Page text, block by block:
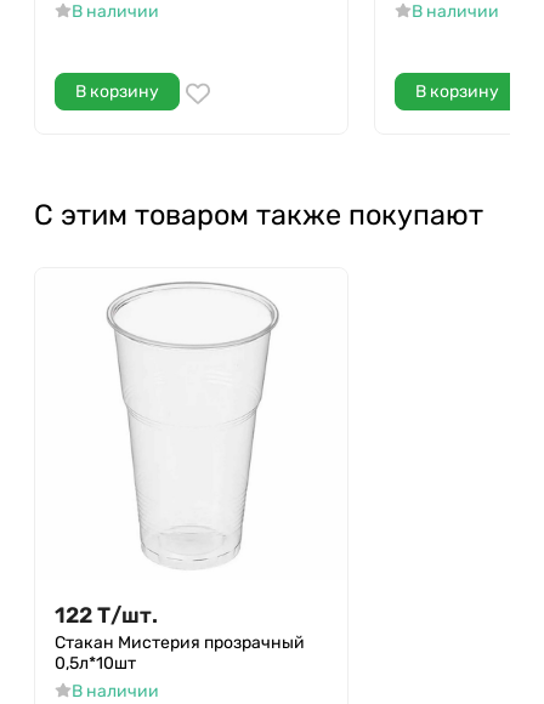
В наличии
В корзину
В наличии
В корзину
С этим товаром также покупают
122Т/шт.
Стакан Мистерия прозрачный
0,5л*10шт
В наличии